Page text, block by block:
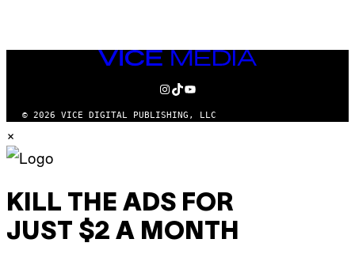
VICE
MEDIA
INSTAGRAM
TIKTOK
YOUTUBE
© 2026 VICE DIGITAL PUBLISHING, LLC
×
KILL THE ADS FOR
JUST $2 A MONTH